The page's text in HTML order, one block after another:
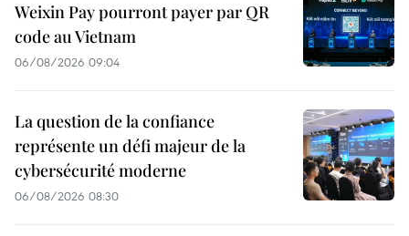
Weixin Pay pourront payer par QR
code au Vietnam
06/08/2026 09:04
La question de la confiance
représente un défi majeur de la
cybersécurité moderne
06/08/2026 08:30